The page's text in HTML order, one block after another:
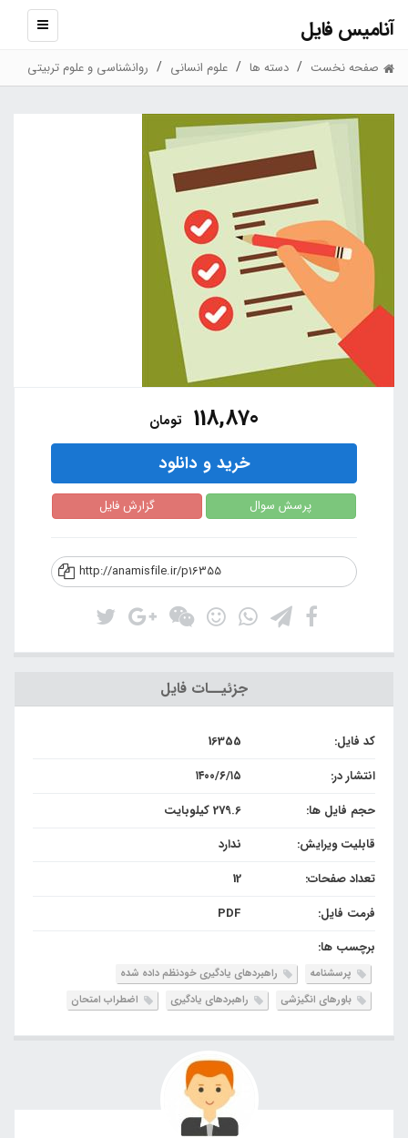
آنامیس فایل
نمایش
صفحه نخست دسته ها علوم انسانی روانشناسی و علوم تربیتی
118,870 تومان
خرید و دانلود
پرسش سوال گزارش فایل
http://anamisfile.ir/p16355
جزئیــات فایل
کد فایل:
16355
انتشار در:
۱۴۰۰/۶/۱۵
حجم فایل ها:
279.6 کیلوبایت
قابلیت ویرایش:
ندارد
تعداد صفحات:
12
فرمت فایل:
PDF
برچسب ها:
پرسشنامه
راهبردهای یادگیری خودنظم داده شده
باورهای انگیزشی
راهبردهای یادگیری اضطراب امتحان